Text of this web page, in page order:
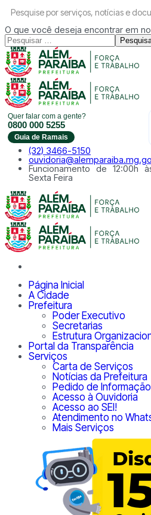
Pesquise por serviços, notícias e
O que você deseja encontrar em
Quer falar com a gente?
0800 000 5255
Guia de Ramais
(32) 3466-5150
Funcionamento de 12:00h
Sexta Feira
Página Inicial
A Cidade
Prefeitura
Poder Executivo
Secretarias
Estrutura
Portal da Transparência
Serviços
Carta de Serviços
Notícias da Prefeitura
Pedido de Informação
Acesso à Ouvidoria
Acesso ao SEI!
Atendimento no
Mais Serviços